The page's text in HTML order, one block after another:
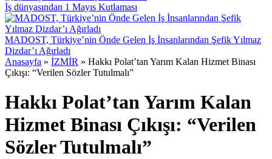
İş dünyasından 1 Mayıs Kutlaması
MADOST, Türkiye’nin Önde Gelen İş İnsanlarından Şefik Yılmaz
Dizdar’ı Ağırladı
Anasayfa » İZMİR » Hakkı Polat’tan Yarım Kalan Hizmet Binası
Çıkışı: “Verilen Sözler Tutulmalı”
Hakkı Polat’tan Yarım Kalan
Hizmet Binası Çıkışı: “Verilen
Sözler Tutulmalı”